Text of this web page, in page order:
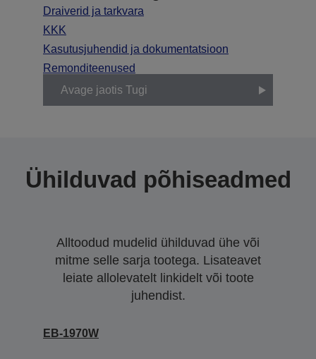
Draiverid ja tarkvara
KKK
Kasutusjuhendid ja dokumentatsioon
Remonditeenused
Avage jaotis Tugi
Ühilduvad põhiseadmed
Alltoodud mudelid ühilduvad ühe või
mitme selle sarja tootega. Lisateavet
leiate allolevatelt linkidelt või toote
juhendist.
EB-1970W